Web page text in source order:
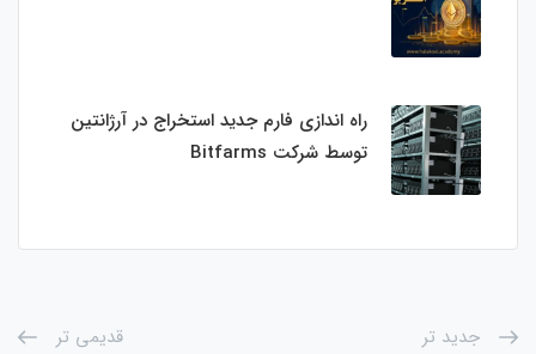
راه اندازی فارم جدید استخراج در آرژانتین
توسط شرکت Bitfarms
جدید تر قدیمی تر